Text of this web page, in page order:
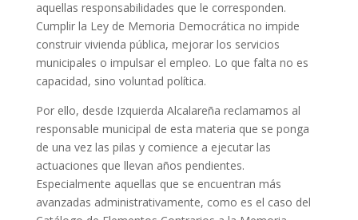
aquellas responsabilidades que le corresponden.
Cumplir la Ley de Memoria Democrática no impide
construir vivienda pública, mejorar los servicios
municipales o impulsar el empleo. Lo que falta no es
capacidad, sino voluntad política.
Por ello, desde Izquierda Alcalareña reclamamos al
responsable municipal de esta materia que se ponga
de una vez las pilas y comience a ejecutar las
actuaciones que llevan años pendientes.
Especialmente aquellas que se encuentran más
avanzadas administrativamente, como es el caso del